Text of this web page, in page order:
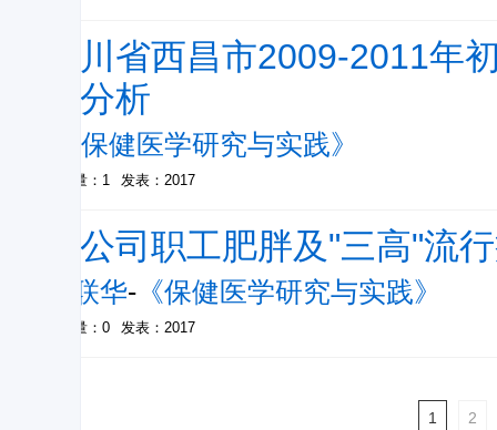
四川省西昌市2009-2011年
果分析
《保健医学研究与实践》
被引量：1 发表：2017
某公司职工肥胖及"三高"流
张联华- 《保健医学研究与实践》
被引量：0 发表：2017
1 2